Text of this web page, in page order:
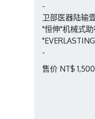
-
卫部医器陆输
"恒伸"机械式
-
售价 NT$ 1,500